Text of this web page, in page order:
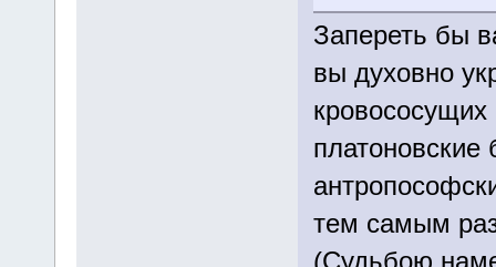
Запереть бы
вы духовно
кровососущих
платоновские
тем самым
(Судьбою